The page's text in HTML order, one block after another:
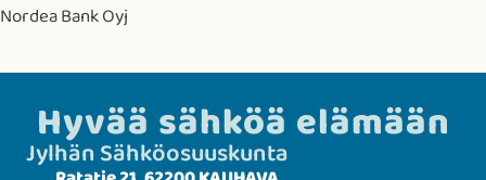
Nordea Bank Oyj
Hyvää sähköä elämään
Jylhän Sähkö­­osuuskunta